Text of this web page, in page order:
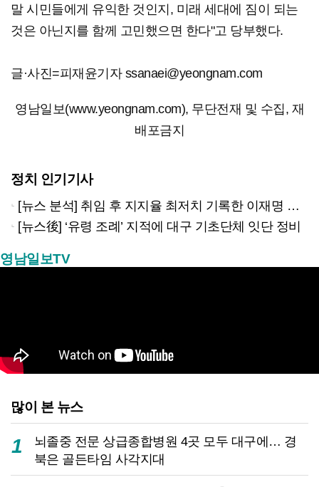
말 시민들에게 유익한 것인지, 미래 세대에 짐이 되는
것은 아닌지를 함께 고민했으면 한다"고 당부했다.
글·사진=피재윤기자 ssanaei@yeongnam.com
영남일보(www.yeongnam.com), 무단전재 및 수집, 재
배포금지
정치 인기기사
[뉴스 분석] 취임 후 지지율 최저치 기록한 이재명 대통령…왜?
[뉴스後] ‘유령 조례’ 지적에 대구 기초단체 잇단 정비
영남일보TV
많이 본 뉴스
1
뇌졸중 전문 상급종합병원 4곳 모두 대구에… 경
북은 골든타임 사각지대